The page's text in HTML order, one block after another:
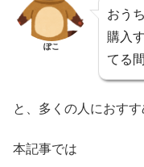
ぽこ
おう
購入
てる
と、多くの人におす
本記事では